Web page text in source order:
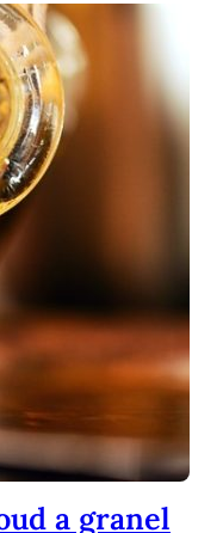
a granel